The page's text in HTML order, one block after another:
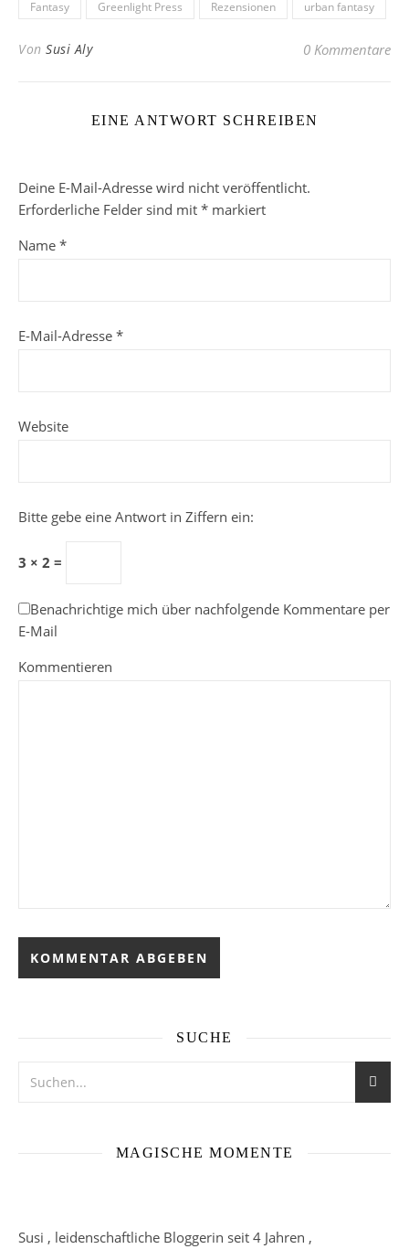
Fantasy Greenlight Press Rezensionen urban fantasy
Von Susi Aly 0 Kommentare
EINE ANTWORT SCHREIBEN
Deine E-Mail-Adresse wird nicht veröffentlicht.
Erforderliche Felder sind mit * markiert
Name *
E-Mail-Adresse *
Website
Bitte gebe eine Antwort in Ziffern ein:
3 × 2 =
Benachrichtige mich über nachfolgende Kommentare per
E-Mail
Kommentieren
SUCHE
MAGISCHE MOMENTE
Susi , leidenschaftliche Bloggerin seit 4 Jahren ,